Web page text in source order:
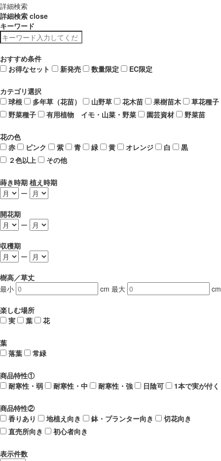
詳細検索
詳細検索 close
キーワード
おすすめ条件
お得なセット
新発売 数量限定 EC限定
カテゴリ選択
球根
多年草（花苗） 山野草 花木苗 果樹苗木
草花種子
野菜種子
有用植物 イモ・山菜・野菜 園芸資材 野菜苗
花の色
赤
ピンク 紫 青 緑 黄 オレンジ 白
黒
２色以上
その他
蒔き時期 植え時期
ー
開花期
ー
収穫期
ー
樹高／草丈
最小
cm 最大 cm
楽しむ場所
実
葉 花
葉
落葉
常緑
商品特性①
耐寒性・弱
耐寒性・中 耐寒性・強 日陰可 1本で実が付く
商品特性②
香りあり
地植え向き 鉢・プランター向き
切花向き
直売所向き
初心者向き
表示件数